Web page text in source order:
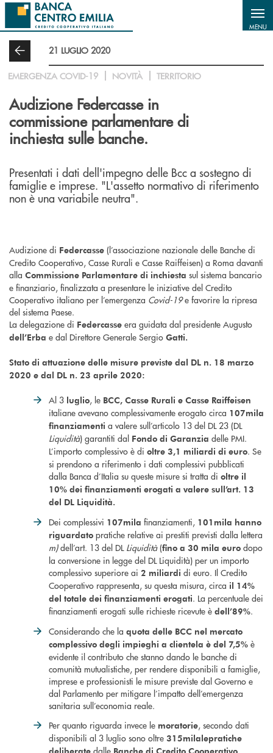
Salta al contenuto principale
MENU
21 LUGLIO 2020
EMERGENZA COVID-19 NOVITÀ TERRITORIO
Audizione Federcasse in
commissione parlamentare di
inchiesta sulle banche.
Presentati i dati dell'impegno delle Bcc a sostegno di
famiglie e imprese. "L'assetto normativo di riferimento
non è una variabile neutra".
Audizione di Federcasse (l’associazione nazionale delle Banche di
Credito Cooperativo, Casse Rurali e Casse Raiffeisen) a Roma davanti
alla Commissione Parlamentare di inchiesta sul sistema bancario
e finanziario, finalizzata a presentare le iniziative del Credito
Cooperativo italiano per l’emergenza Covid-19e favorire la ripresa
del sistema Paese.
La delegazione di Federcasse era guidata dal presidente Augusto
dell’Erba e dal Direttore Generale Sergio Gatti.
Stato di attuazione delle misure previste dal DL n. 18 marzo
2020 e dal DL n. 23 aprile 2020:
Al 3 luglio, le BCC, Casse Rurali e Casse Raiffeisen
italiane avevano complessivamente erogato circa 107mila
finanziamenti a valere sull’articolo 13 del DL 23 (DL
Liquidità) garantiti dal Fondo di Garanzia delle PMI.
L’importo complessivo è di oltre 3,1 miliardi di euro. Se
si prendono a riferimento i dati complessivi pubblicati
dalla Banca d’Italia su queste misure si tratta di oltre il
10% dei finanziamenti erogati a valere sull’art. 13
del DL Liquidità.
Dei complessivi 107mila finanziamenti, 101mila hanno
riguardato pratiche relative ai prestiti previsti dalla lettera
m)dell’art. 13 del DL Liquidità(fino a 30 mila euro dopo
la conversione in legge del DL Liquidità) per un importo
complessivo superiore ai 2 miliardi di euro. Il Credito
Cooperativo rappresenta, su questa misura, circa il 14%
del totale dei finanziamenti erogati. La percentuale dei
finanziamenti erogati sulle richieste ricevute è dell’89%.
Considerando che la quota delle BCC nel mercato
complessivo degli impieghi a clientela è del 7,5% è
evidente il contributo che stanno dando le banche di
comunità mutualistiche, per rendere disponibili a famiglie,
imprese e professionisti le misure previste dal Governo e
dal Parlamento per mitigare l’impatto dell’emergenza
sanitaria sull’economia reale.
Per quanto riguarda invece le moratorie, secondo dati
disponibili al 3 luglio sono oltre 315milalepratiche